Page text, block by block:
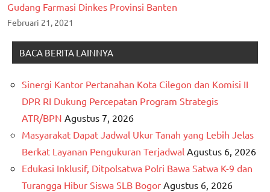
Gudang Farmasi Dinkes Provinsi Banten
Februari 21, 2021
BACA BERITA LAINNYA
Sinergi Kantor Pertanahan Kota Cilegon dan Komisi II
DPR RI Dukung Percepatan Program Strategis
ATR/BPN Agustus 7, 2026
Masyarakat Dapat Jadwal Ukur Tanah yang Lebih Jelas
Berkat Layanan Pengukuran Terjadwal Agustus 6, 2026
Edukasi Inklusif, Ditpolsatwa Polri Bawa Satwa K-9 dan
Turangga Hibur Siswa SLB Bogor Agustus 6, 2026